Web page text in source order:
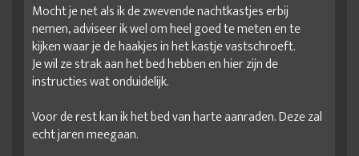
Mocht je net als ik de zwevende nachtkastjes erbij
nemen, adviseer ik wel om heel goed te meten en te
kijken waar je de haakjes in het kastje vastschroeft.
Je wil ze strak aan het bed hebben en hier zijn de
instructies wat onduidelijk.
Voor de rest kan ik het bed van harte aanraden. Deze zal
echt jaren meegaan.